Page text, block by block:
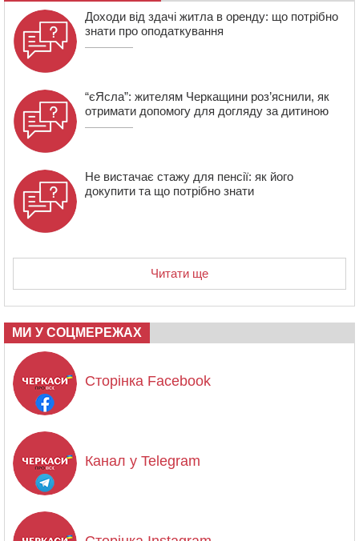
07:30 Понад 968 мільйонів гривень земельного податку
сплатили на Черкащині
Доходи від здачі житла в оренду: що потрібно
знати про оподаткування
“єЯсла”: жителям Черкащини роз’яснили, як
отримати допомогу для догляду за дитиною
Не вистачає стажу для пенсії: як його
докупити та що потрібно знати
Читати ще
МИ У СОЦМЕРЕЖАХ
Сторінка Facebook
Канал у Telegram